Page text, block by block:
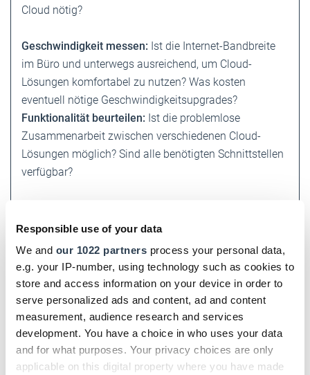
Responsible use of your data
We and our 1022 partners process your personal data,
e.g. your IP-number, using technology such as cookies to
store and access information on your device in order to
serve personalized ads and content, ad and content
measurement, audience research and services
development. You have a choice in who uses your data
and for what purposes. Your privacy choices are only
applicable on this digital property where you have made
Cloud nötig?
Geschwindigkeit messen: Ist die Internet-Bandbreite
im Büro und unterwegs ausreichend, um Cloud-
Lösungen komfortabel zu nutzen? Was kosten
eventuell nötige Geschwindigkeitsupgrades?
Funktionalität beurteilen: Ist die problemlose
Zusammenarbeit zwischen verschiedenen Cloud-
Lösungen möglich? Sind alle benötigten Schnittstellen
verfügbar?
Datenübertragungen sicher verschlüsselt? Verfügt der
Anbieter über Zertifizierungen oder
Sicherheitszertifikate, wie ISO 27001 oder »Certified
Cloud Service« des TÜV Rheinland?
Datenschutz gewährleisten:Sind sensible Daten, wie
personenbezogene Kunden- und Mitarbeiterdaten,
DSGVO-konform geschützt?